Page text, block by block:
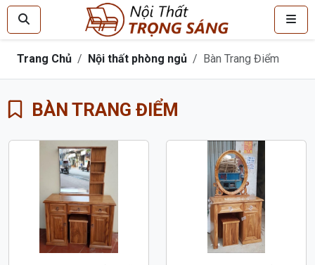
Trang Chủ Nội thất phòng ngủ Bàn Trang Điểm
BÀN TRANG ĐIỂM